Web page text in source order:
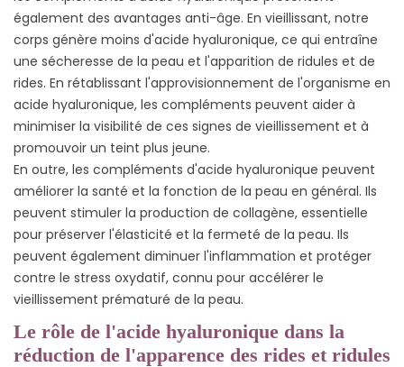
également des avantages anti-âge. En vieillissant, notre
corps génère moins d'acide hyaluronique, ce qui entraîne
une sécheresse de la peau et l'apparition de ridules et de
rides. En rétablissant l'approvisionnement de l'organisme en
acide hyaluronique, les compléments peuvent aider à
minimiser la visibilité de ces signes de vieillissement et à
promouvoir un teint plus jeune.
En outre, les compléments d'acide hyaluronique peuvent
améliorer la santé et la fonction de la peau en général. Ils
peuvent stimuler la production de collagène, essentielle
pour préserver l'élasticité et la fermeté de la peau. Ils
peuvent également diminuer l'inflammation et protéger
contre le stress oxydatif, connu pour accélérer le
vieillissement prématuré de la peau.
Le rôle de l'acide hyaluronique dans la
réduction de l'apparence des rides et ridules